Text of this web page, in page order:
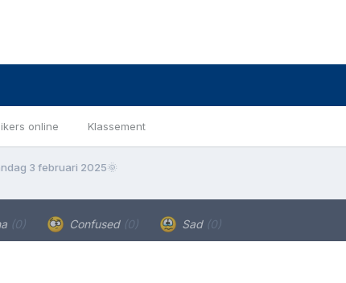
online Klassement
3 februari 2025🌞
(0) Confused (0) Sad (0)